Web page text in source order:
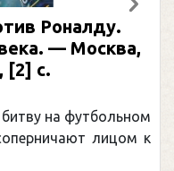
Рабинер, И. Я.
Москва, 2024